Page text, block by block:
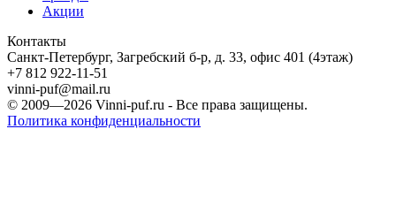
Акции
Контакты
Санкт-Петербург, Загребский б-р, д. 33, офис 401 (4этаж)
+7 812 922-11-51
vinni-puf@mail.ru
© 2009—2026 Vinni-puf.ru - Все права защищены.
Политика конфиденциальности